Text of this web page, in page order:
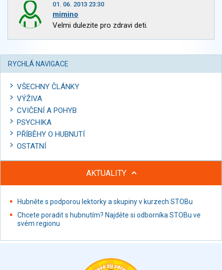
01. 06. 2013 23:30
mimino
Velmi dulezite pro zdravi deti.
RYCHLÁ NAVIGACE
VŠECHNY ČLÁNKY
VÝŽIVA
CVIČENÍ A POHYB
PSYCHIKA
PŘÍBĚHY O HUBNUTÍ
OSTATNÍ
AKTUALITY
Hubněte s podporou lektorky a skupiny v kurzech STOBu
Chcete poradit s hubnutím? Najděte si odborníka STOBu ve
svém regionu